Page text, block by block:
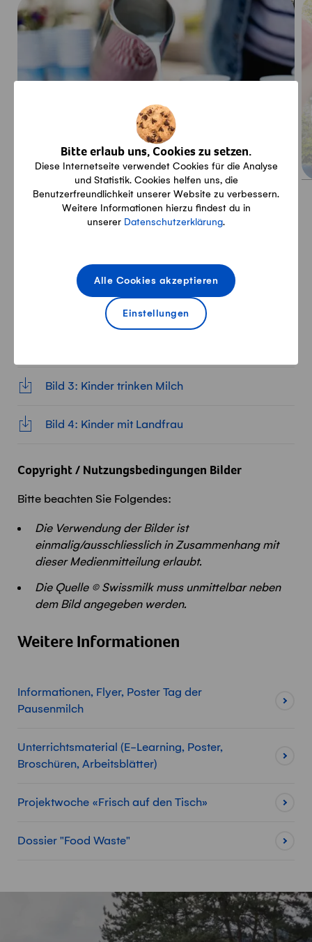
Bitte erlaub uns, Cookies zu setzen.
Diese Internetseite verwendet Cookies für die Analyse
und Statistik. Cookies helfen uns, die
Benutzerfreundlichkeit unserer Website zu verbessern.
Weitere Informationen hierzu findest du in
unserer Datenschutzerklärung.
Einstellungen
Alle Cookies akzeptieren
regionales Znüni am Tag der Pausenmilch
Bild 1: Milchbecher
Bild 3: Kinder trinken Milch
Bild 4: Kinder mit Landfrau
Copyright / Nutzungsbedingungen Bilder
Bitte beachten Sie Folgendes:
Die Verwendung der Bilder ist
einmalig/ausschliesslich in Zusammenhang mit
dieser Medienmitteilung erlaubt.
Die Quelle © Swissmilk muss unmittelbar neben
dem Bild angegeben werden.
Weitere Informationen
Informationen, Flyer, Poster Tag der
Pausenmilch
Unterrichtsmaterial (E-Learning, Poster,
Broschüren, Arbeitsblätter)
Projektwoche «Frisch auf den Tisch»
Dossier "Food Waste"